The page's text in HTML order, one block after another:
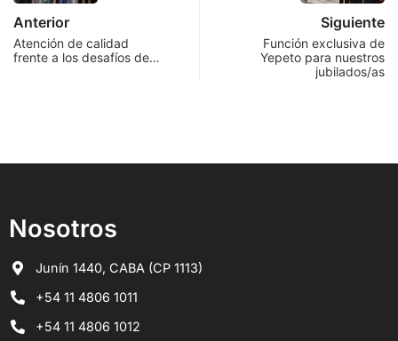
Anterior
Atención de calidad
frente a los desafíos de…
Siguiente
Función exclusiva de
Yepeto para nuestros
jubilados/as
Nosotros
Junín 1440, CABA (CP 1113)
+54 11 4806 1011
+54 11 4806 1012